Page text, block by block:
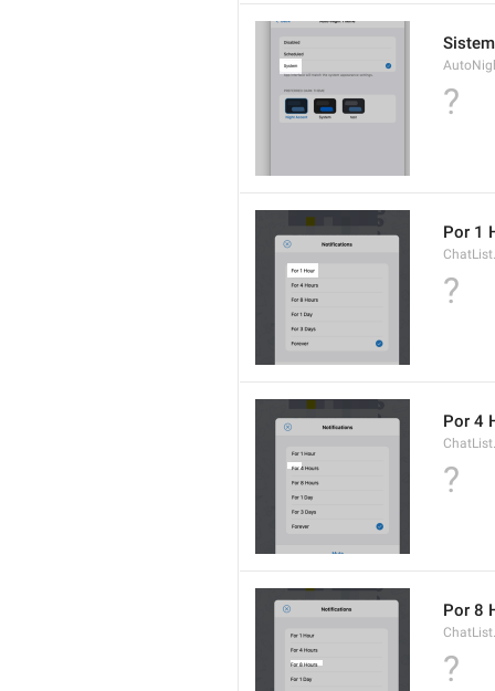
?
Por 1
?
Por 4
?
Por 8
?